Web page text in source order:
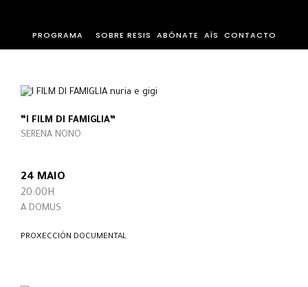
PROGRAMA SOBRE RESIS ABÓNATE AÏS CONTACTO
“I FILM DI FAMIGLIA”
SERENA NONO
24 MAIO
20:00H
A DOMUS
PROXECCIÓN DOCUMENTAL